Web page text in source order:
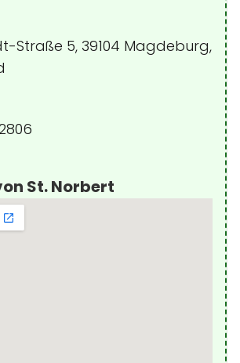
Straße 5, 39104 Magdeburg,
St. Norbert